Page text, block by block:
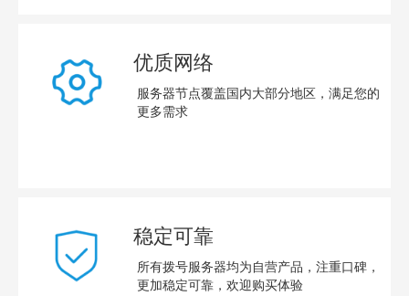
优质网络
服务器节点覆盖国内大部分地区，满足您的
更多需求
稳定可靠
所有拨号服务器均为自营产品，注重口碑，
更加稳定可靠，欢迎购买体验